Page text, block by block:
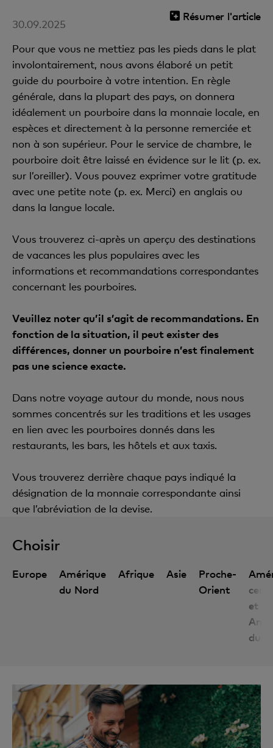
Résumer l'article
30.09.2025
Pour que vous ne mettiez pas les pieds dans le plat
involontairement, nous avons élaboré un petit
guide du pourboire à votre intention. En règle
générale, dans la plupart des pays, on donnera
idéalement un pourboire dans la monnaie locale, en
espèces et directement à la personne remerciée et
non à son supérieur. Pour le service de chambre, le
pourboire doit être laissé en évidence sur le lit (p. ex.
sur l’oreiller). Vous pouvez exprimer votre gratitude
avec une petite note (p. ex. Merci) en anglais ou
dans la langue locale.
Vous trouverez ci-après un aperçu des destinations
de vacances les plus populaires avec les
informations et recommandations correspondantes
concernant les pourboires.
Veuillez noter qu’il s’agit de recommandations. En
fonction de la situation, il peut exister des
différences, donner un pourboire n’est finalement
pas une science exacte.
Dans notre voyage autour du monde, nous nous
sommes concentrés sur les traditions et les usages
en lien avec les pourboires donnés dans les
restaurants, les bars, les hôtels et aux taxis.
Vous trouverez derrière chaque pays indiqué la
désignation de la monnaie correspondante ainsi
que l’abréviation de la devise.
Choisir
Europe
Amérique
du Nord
Afrique Asie
Proche-
Orient
et
du